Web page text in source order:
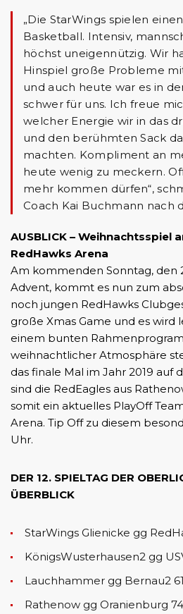
„Die StarWings spielen
Basketball. Intensiv,
höchst uneigennützig. Wir
Hinspiel große Probleme
und auch heute war es in
schwer für uns. Ich freue
welcher Energie wir in das
und den berühmten Sack
machten. Kompliment an
heute wenig zu meckern.
mehr kommen dürfen“,
Coach Kai Buchmann nach
AUSBLICK – Weihnachtsspiel
RedHawks Arena
Am kommenden Sonntag, den
Advent, kommt es nun zum
noch jungen RedHawks
große Xmas Game und es wird
einem bunten
weihnachtlicher Atmosphäre
das finale Mal im Jahr 2019 auf
sind die RedEagles aus
somit ein aktuelles PlayOff
Arena. Tip Off zu diesem
Uhr.
DER 12. SPIELTAG DER
ÜBERBLICK
StarWings Glienicke gg
KönigsWusterhausen2 gg
Lauchhammer gg Bernau2
Rathenow gg Oranienburg